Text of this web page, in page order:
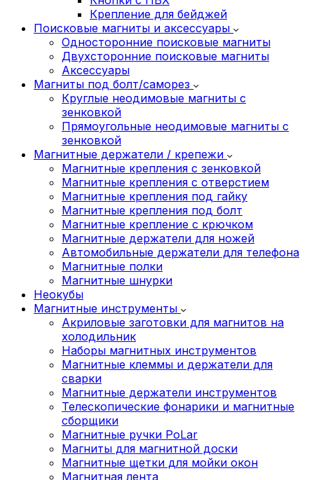
Крепление для бейджей
Поисковые магниты и аксессуары
Односторонние поисковые магниты
Двухсторонние поисковые магниты
Аксессуары
Магниты под болт/саморез
Круглые неодимовые магниты с
зенковкой
Прямоугольные неодимовые магниты с
зенковкой
Магнитные держатели / крепежи
Магнитные крепления с зенковкой
Магнитные крепления с отверстием
Магнитные крепления под гайку
Магнитные крепления под болт
Магнитные крепление с крючком
Магнитные держатели для ножей
Автомобильные держатели для телефона
Магнитные полки
Магнитные шнурки
Неокубы
Магнитные инструменты
Акриловые заготовки для магнитов на
холодильник
Наборы магнитных инструментов
Магнитные клеммы и держатели для
сварки
Магнитные держатели инструментов
Телескопические фонарики и магнитные
сборщики
Магнитные ручки PoLar
Магниты для магнитной доски
Магнитные щетки для мойки окон
Магнитная лента